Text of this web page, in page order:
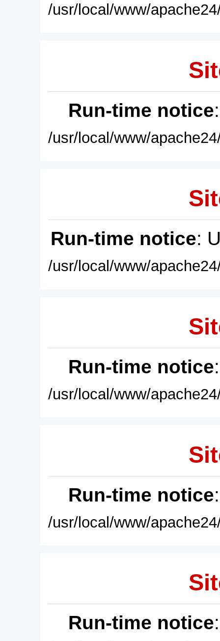
/usr/local/www/
Run-time notice
/usr/local/www/
Run-time notice:
/usr/local/www/
Run-time notice
/usr/local/www/
Run-time notice
/usr/local/www/
Run-time notice